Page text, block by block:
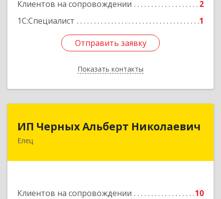
Клиентов на сопровождении
2
1С:Специалист
1
Отправить заявку
Показать контакты
Отправить заявку
Назад
ИП Черных Альберт Николаевич
Елец
Клиентов на сопровождении 10
ИП Черных Альберт Николаевич
399771, Липецкая обл, Елец г, Н.Гусевой ул, 56А